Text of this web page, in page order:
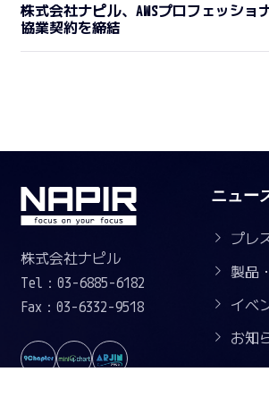
株式会社ナピル、AWSプロフェッショ
協業契約を締結
株式会社ナピル
Tel：03-6885-6182
Fax：03-6332-9518
ニュー
プレ
製品
イベ
お知